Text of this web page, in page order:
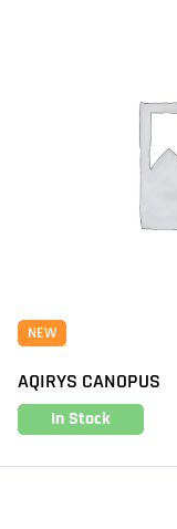
NEW
AQIRYS CANOPUS
In Stock